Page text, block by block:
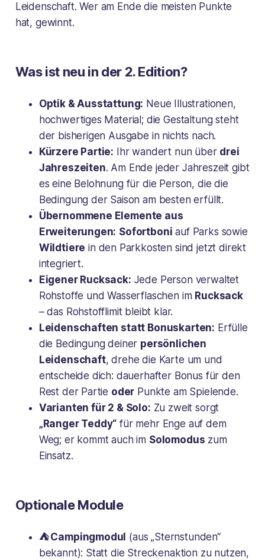
Leidenschaft. Wer am Ende die meisten Punkte
hat, gewinnt.
Was ist neu in der 2. Edition?
Optik & Ausstattung: Neue Illustrationen,
hochwertiges Material; die Gestaltung steht
der bisherigen Ausgabe in nichts nach.
Kürzere Partie: Ihr wandert nun über drei
Jahreszeiten. Am Ende jeder Jahreszeit gibt
es eine Belohnung für die Person, die die
Bedingung der Saison am besten erfüllt.
Übernommene Elemente aus
Erweiterungen: Sofortboni auf Parks sowie
Wildtiere in den Parkkosten sind jetzt direkt
integriert.
Eigener Rucksack: Jede Person verwaltet
Rohstoffe und Wasserflaschen im Rucksack
– das Rohstofflimit bleibt klar.
Leidenschaften statt Bonuskarten: Erfülle
die Bedingung deiner persönlichen
Leidenschaft, drehe die Karte um und
entscheide dich: dauerhafter Bonus für den
Rest der Partie oder Punkte am Spielende.
Varianten für 2 & Solo: Zu zweit sorgt
„Ranger Teddy“ für mehr Enge auf dem
Weg; er kommt auch im Solomodus zum
Einsatz.
Optionale Module
⛺ Campingmodul (aus „Sternstunden“
bekannt): Statt die Streckenaktion zu nutzen,